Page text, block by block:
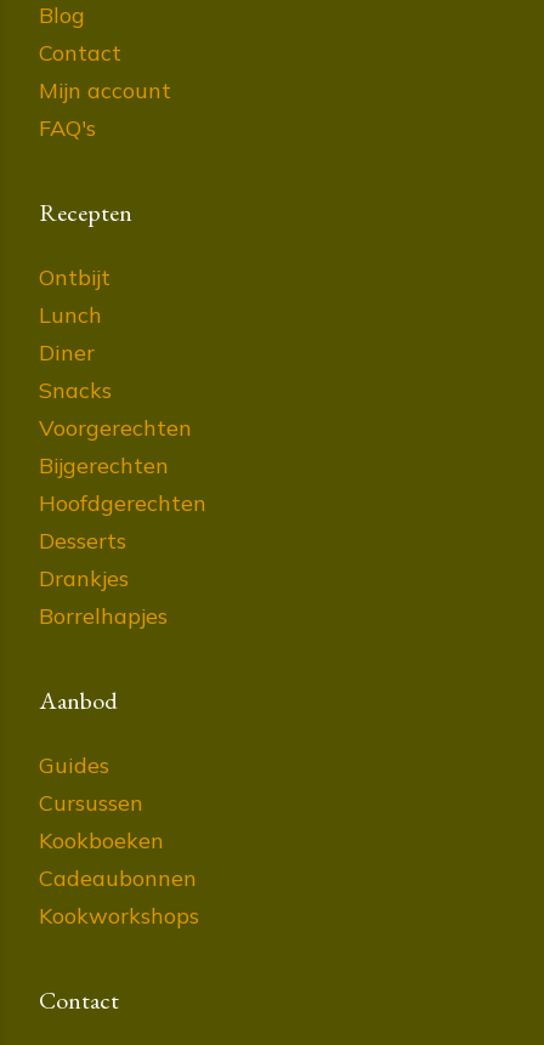
Blog
Contact
Mijn account
FAQ's
Recepten
Ontbijt
Lunch
Diner
Snacks
Voorgerechten
Bijgerechten
Hoofdgerechten
Desserts
Drankjes
Borrelhapjes
Aanbod
Guides
Cursussen
Kookboeken
Cadeaubonnen
Kookworkshops
Contact